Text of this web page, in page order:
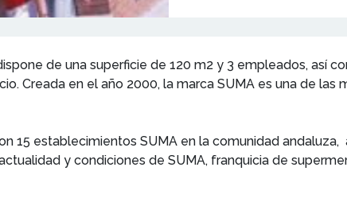
de una superficie de 120 m2 y 3 empleados, así
Creada en el año 2000, la marca SUMA es una de las
15 establecimientos SUMA en la comunidad andaluza,
y condiciones de SUMA, franquicia de